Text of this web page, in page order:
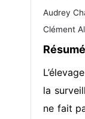
Audrey
Clément
Résumé
la
ne fait